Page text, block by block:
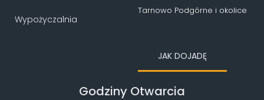
Wypożyczalnia
Tarnowo Podgórne i okolice
JAK DOJADĘ
Godziny Otwarcia